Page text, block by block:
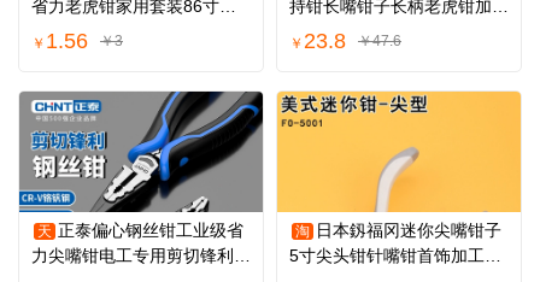
省力老虎钳家用套装86寸工
业级尖嘴钳夹子
￥ 1.56 ￥3
持钳长嘴钳子长柄老虎钳加长
尖嘴钳弯嘴钳
￥ 23.8 ￥47.6
天 正泰偏心钢丝钳工业级省
力尖嘴钳电工专用剪切锋利多
淘 日本釼福冈迷你尖嘴钳子
5寸尖头钳针嘴钳首饰加工手